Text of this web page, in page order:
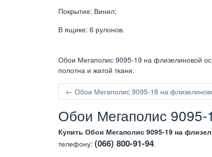
Покрытие: Винил;
В ящике: 6 рулонов.
Обои Мегаполис 9095-19 на флизелиновой
полотна и жатой ткани.
← Обои Мегаполис 9095-18 на
Обои Мегаполис
Купить Обои Мегаполис 9095-19 на
телефону: (066) 800-91-94.